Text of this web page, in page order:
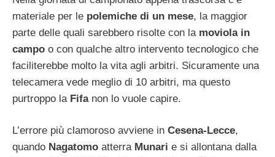
materiale per le polemiche di un mese, la maggior
parte delle quali sarebbero risolte con la moviola in
campo o con qualche altro intervento tecnologico che
faciliterebbe molto la vita agli arbitri. Sicuramente una
telecamera vede meglio di 10 arbitri, ma questo
purtroppo la Fifa non lo vuole capire.
L’errore più clamoroso avviene in Cesena-Lecce,
quando Nagatomo atterra Munari e si allontana dalla